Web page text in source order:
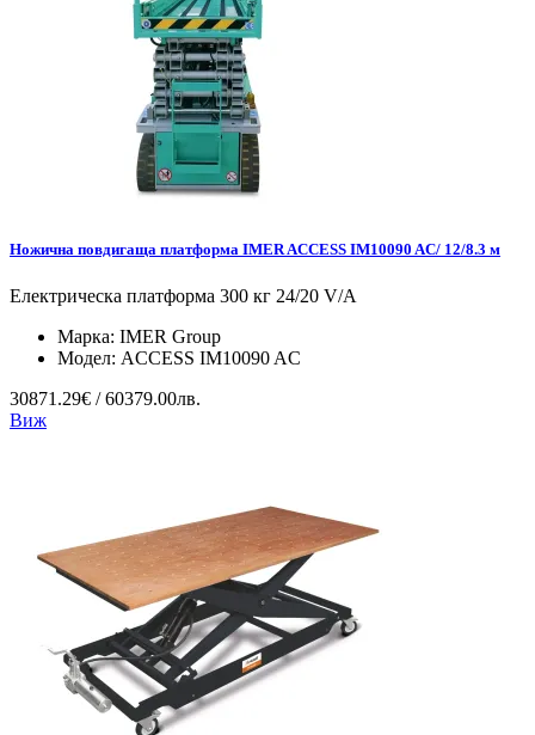
Ножична повдигаща платформа IMER ACCESS IM10090 AC/ 12/8.3 м
Електрическа платформа 300 кг 24/20 V/A
Марка: IMER Group
Модел: ACCESS IM10090 AC
30871.29€ / 60379.00лв.
Виж